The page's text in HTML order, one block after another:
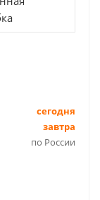
сегодня
завтра
по России